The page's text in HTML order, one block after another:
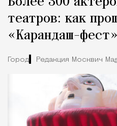
театров: как
«Карандаш-фест»
Город Редакция Москвич